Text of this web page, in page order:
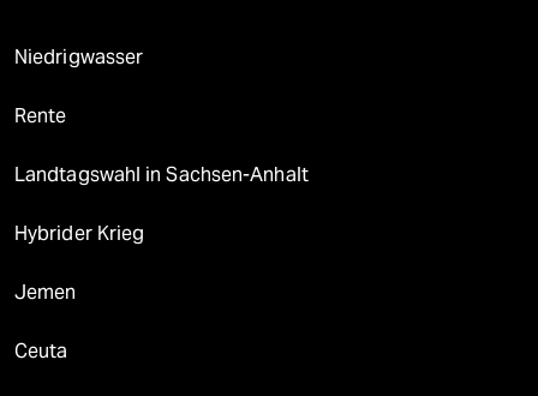
Niedrigwasser
Rente
Landtagswahl in Sachsen-Anhalt
Hybrider Krieg
Jemen
Ceuta